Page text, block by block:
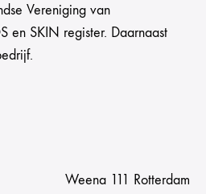
Vereniging van
en SKIN register. Daarnaast
Weena 111 Rotterdam